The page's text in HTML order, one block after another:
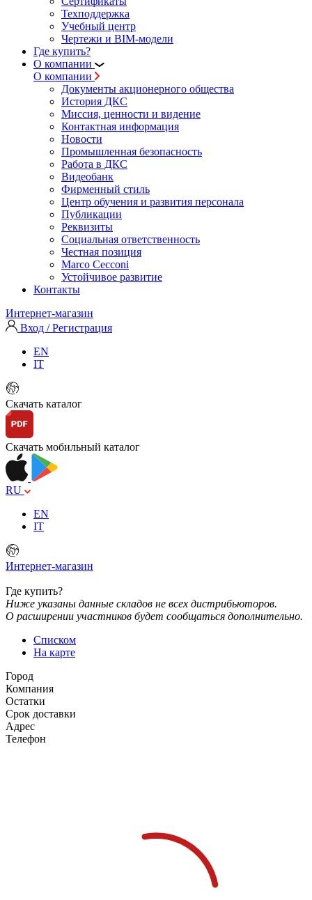
Техподдержка
Учебный центр
Чертежи и BIM-модели
Где купить?
О компании
О компании
Документы акционерного общества
История ДКС
Миссия, ценности и видение
Контактная информация
Новости
Промышленная безопасность
Работа в ДКС
Видеобанк
Фирменный стиль
Центр обучения и развития персонала
Публикации
Реквизиты
Социальная ответственность
Честная позиция
Marco Cecconi
Устойчивое развитие
Контакты
Интернет-магазин
Вход / Регистрация
EN
IT
Скачать каталог
Скачать мобильный каталог
RU
EN
IT
Интернет-магазин
Где купить?
Ниже указаны данные складов не всех дистрибьюторов.
О расширении участников будет сообщаться дополнительно.
Списком
На карте
Город
Компания
Остатки
Срок доставки
Адрес
Телефон